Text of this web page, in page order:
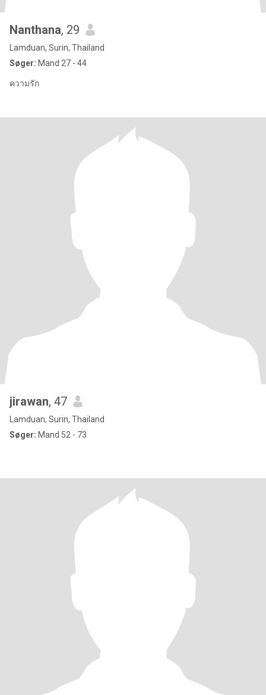
Nanthana, 29
Lamduan, Surin, Thailand
Søger: Mand 27 - 44
ความรัก
jirawan, 47
Lamduan, Surin, Thailand
Søger: Mand 52 - 73